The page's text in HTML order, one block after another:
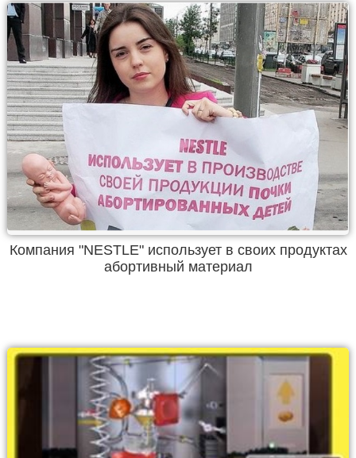
Компания "NESTLE" использует в своих продуктах
абортивный материал